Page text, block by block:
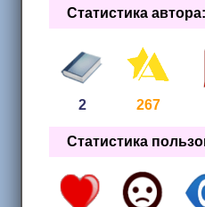
Статистика автора:
2 267
Статистика